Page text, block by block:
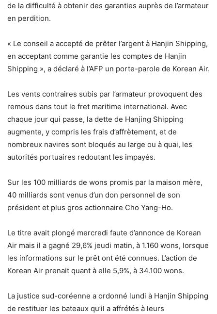
de la difficulté à obtenir des garanties auprès de l’armateur
en perdition.
« Le conseil a accepté de prêter l’argent à Hanjin Shipping,
en acceptant comme garantie les comptes de Hanjin
Shipping », a déclaré à l’AFP un porte-parole de Korean Air.
Les vents contraires subis par l’armateur provoquent des
remous dans tout le fret maritime international. Avec
chaque jour qui passe, la dette de Hanjing Shipping
augmente, y compris les frais d’affrètement, et de
nombreux navires sont bloqués au large ou à quai, les
autorités portuaires redoutant les impayés.
Sur les 100 milliards de wons promis par la maison mère,
40 milliards sont venus d’un don personnel de son
président et plus gros actionnaire Cho Yang-Ho.
Le titre avait plongé mercredi faute d’annonce de Korean
Air mais il a gagné 29,6% jeudi matin, à 1.160 wons, lorsque
les informations sur le prêt ont été connues. L’action de
Korean Air prenait quant à elle 5,9%, à 34.100 wons.
La justice sud-coréenne a ordonné lundi à Hanjin Shipping
de restituer les bateaux qu’il a affrétés à leurs